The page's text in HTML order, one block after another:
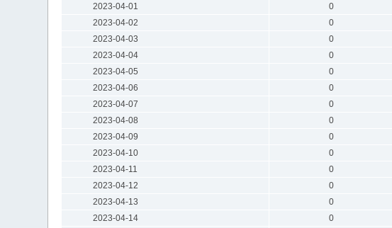
2023-04-01
0
2023-04-02
0
2023-04-03
0
2023-04-04
0
2023-04-05
0
2023-04-06
0
2023-04-07
0
2023-04-08
0
2023-04-09
0
2023-04-10
0
2023-04-11
0
2023-04-12
0
2023-04-13
0
2023-04-14
0